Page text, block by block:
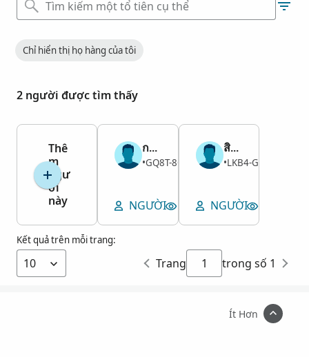
Chỉ hiển thị họ hàng của tôi
2 người được tìm thấy
Thê
m
ngư
ời
này
กาวิละวงศ์ ณ เชียงใหม่
Nam
1897–1967
•GQ8T-8GM
NGƯỜI XEM KHU MỘ
สิงห์แก้ว ณ เชียงใหม่
Nam
1875–1966
•LKB4-GLM
NGƯỜI
Kết quả trên mỗi trang:
Trang trong số 1
Ít Hơn